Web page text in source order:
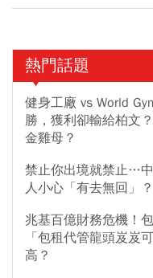
熱門話題
健身工廠 vs World
勝，獲利卻輸給柏文
金雞母？
禁止你出境就禁止…
人小心「有去無回」
兆基百億財務危機！
「包租代管龍頭岌岌
高？